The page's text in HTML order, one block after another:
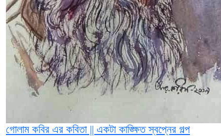
গোলাম কবির এর কবিতা || একটা কাঙ্ক্ষিত স্বপ্নের গল্প